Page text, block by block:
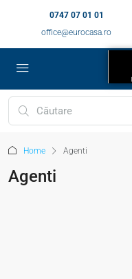
0747 07 01 01
office@eurocasa.ro
Home Agenti
Agenti